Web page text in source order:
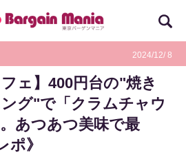
2024/12/ 8
ェ】400円台の"焼き
グ"で「クラムチャウ
あつあつ美味で最
ポ》